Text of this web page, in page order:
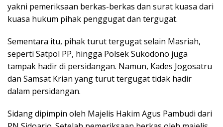
yakni pemeriksaan berkas-berkas dan surat kuasa dari
kuasa hukum pihak penggugat dan tergugat.
Sementara itu, pihak turut tergugat selain Masriah,
seperti Satpol PP, hingga Polsek Sukodono juga
tampak hadir di persidangan. Namun, Kades Jogosatru
dan Samsat Krian yang turut tergugat tidak hadir
dalam persidangan.
Sidang dipimpin oleh Majelis Hakim Agus Pambudi dari